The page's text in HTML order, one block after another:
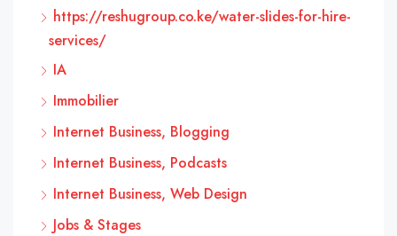
https://reshugroup.co.ke/water-slides-for-hire-
services/
IA
Immobilier
Internet Business, Blogging
Internet Business, Podcasts
Internet Business, Web Design
Jobs & Stages